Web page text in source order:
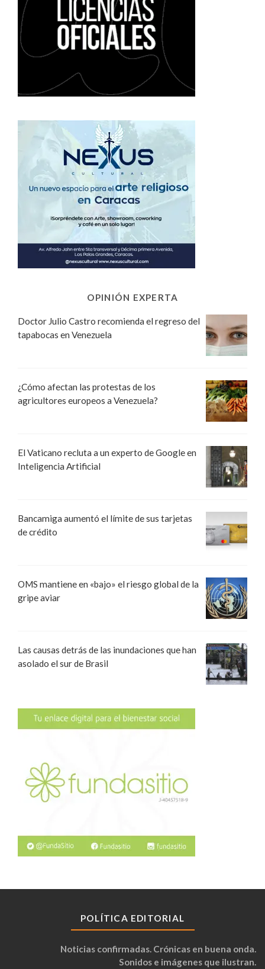
OPINIÓN EXPERTA
Doctor Julio Castro recomienda el regreso del
tapabocas en Venezuela
¿Cómo afectan las protestas de los
agricultores europeos a Venezuela?
El Vaticano recluta a un experto de Google en
Inteligencia Artificial
Bancamiga aumentó el límite de sus tarjetas
de crédito
OMS mantiene en «bajo» el riesgo global de la
gripe aviar
Las causas detrás de las inundaciones que han
asolado el sur de Brasil
POLÍTICA EDITORIAL
Noticias confirmadas. Crónicas en buena onda.
Sonidos e imágenes que ilustran.